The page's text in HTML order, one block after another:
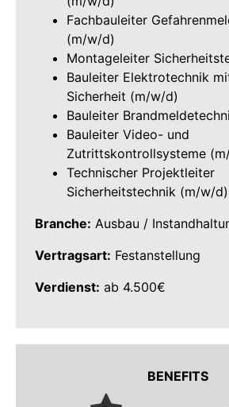
Fachbauleiter
(m/w/d)
Montageleiter
Bauleiter Elektrotechnik
Sicherheit (m/w/d)
Bauleiter
Bauleiter Video- und
Zutrittskontrollsysteme
Technischer Projektleiter
Sicherheitstechnik (m/w/d)
Branche: Ausbau /
Vertragsart: Festanstellung
Verdienst: ab 4.500€
BENEFITS